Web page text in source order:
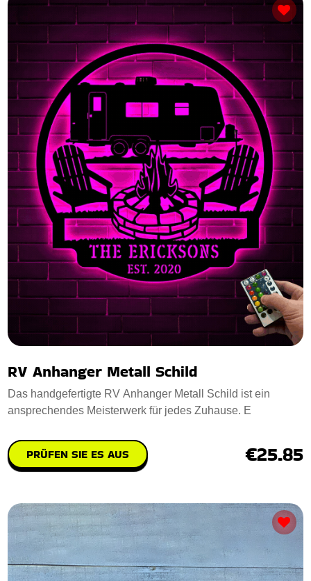
RV Anhanger Metall Schild
Das handgefertigte RV Anhanger Metall Schild ist ein
ansprechendes Meisterwerk für jedes Zuhause. E
PRÜFEN SIE ES AUS €25.85